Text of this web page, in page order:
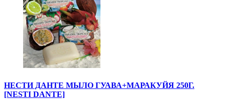
НЕСТИ ДАНТЕ МЫЛО ГУАВА+МАРАКУЙЯ 250Г.
[NESTI DANTE]